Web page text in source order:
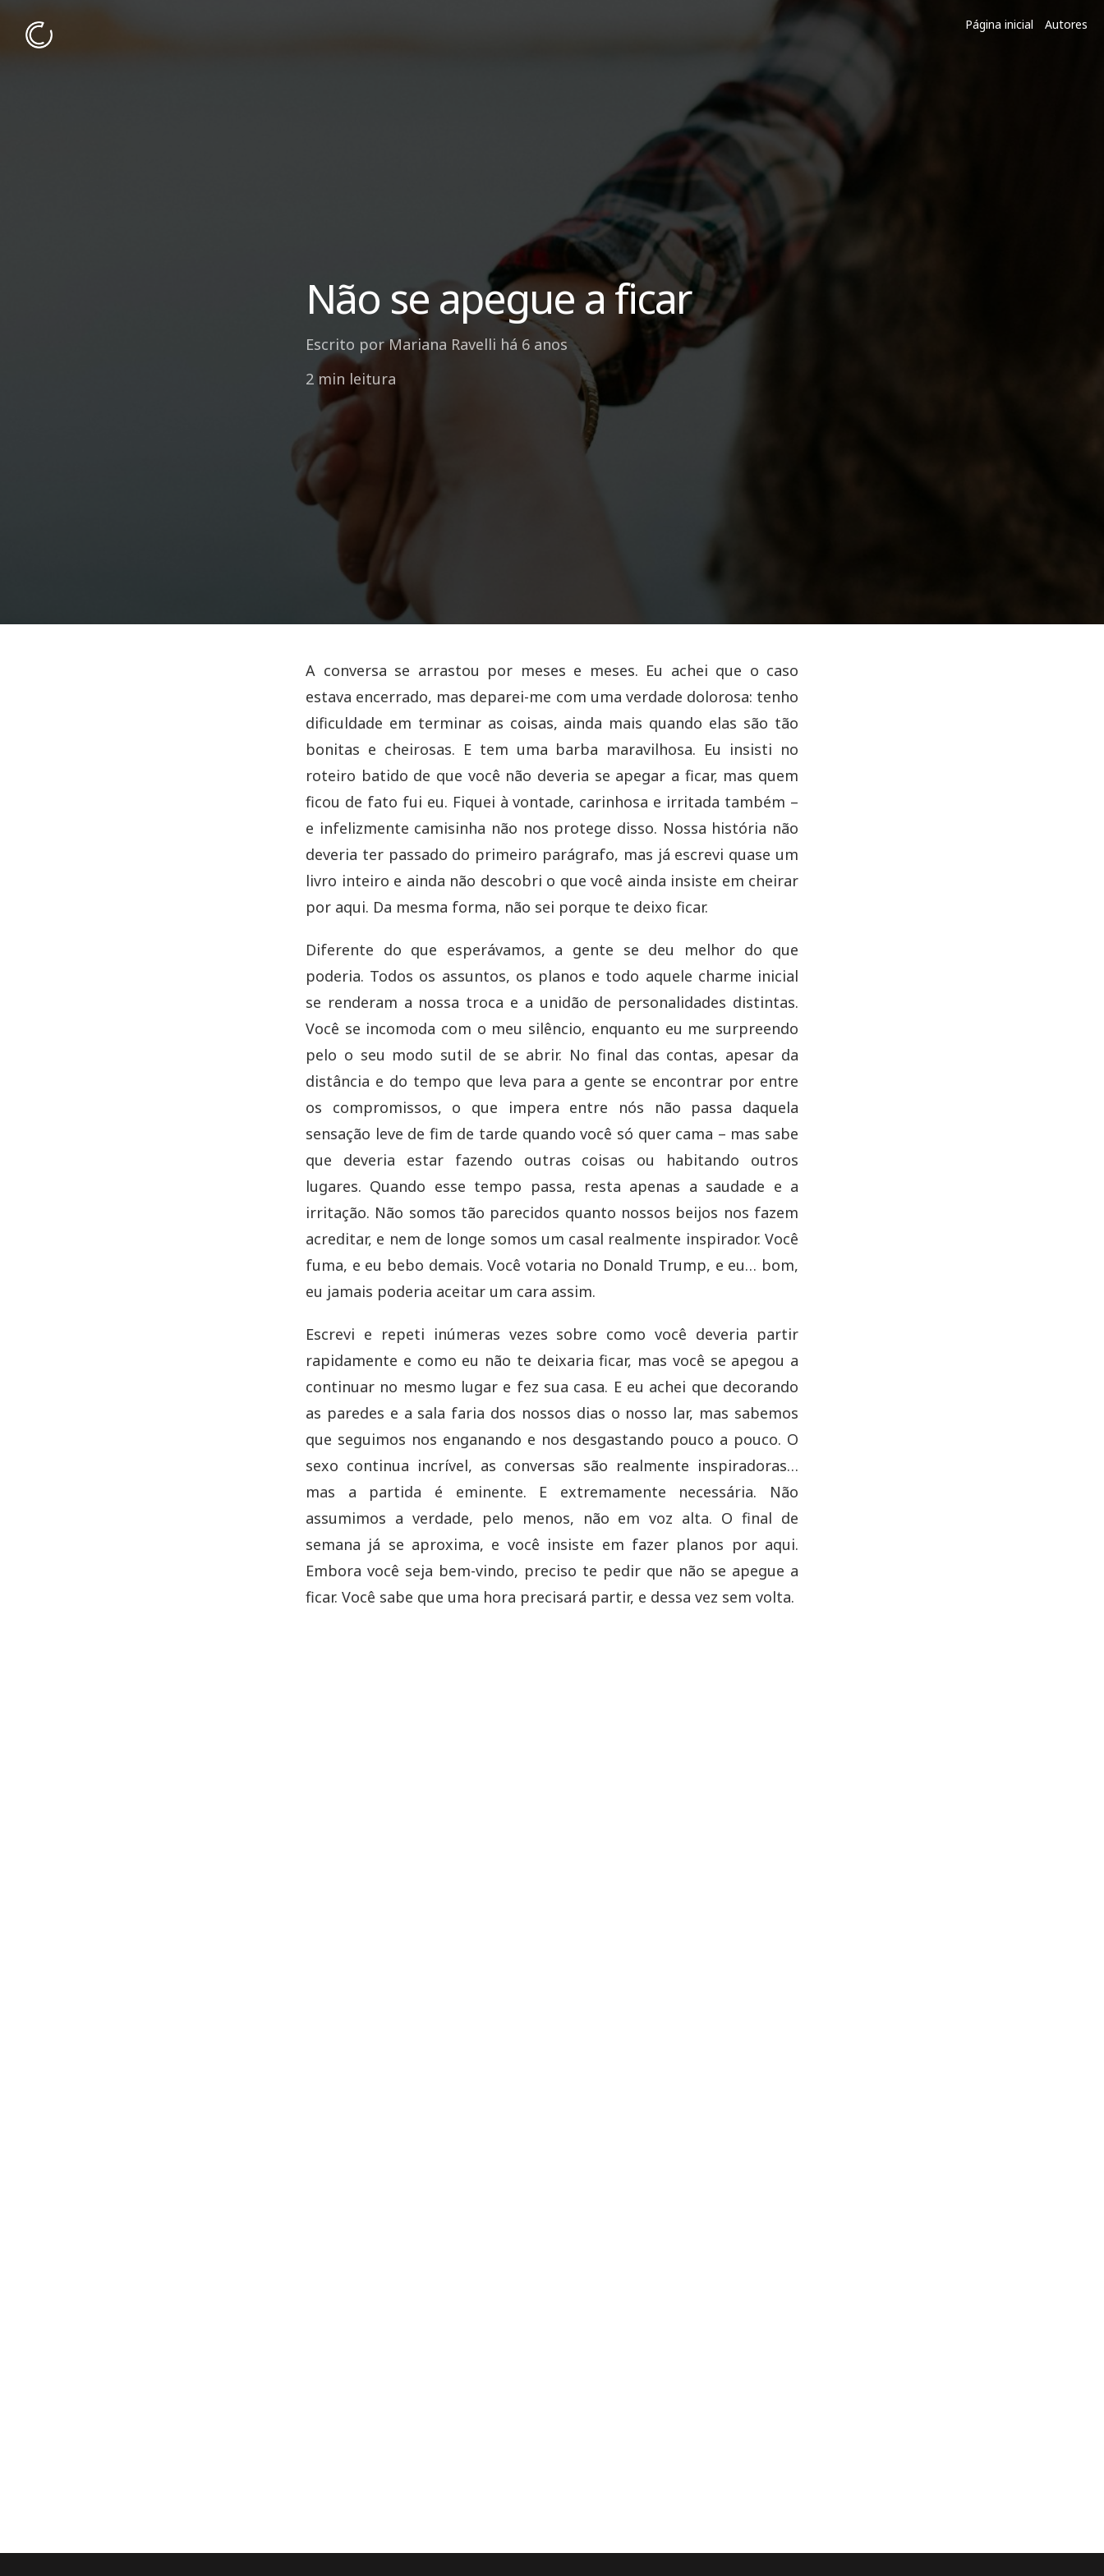
Página inicial Autores
Não se apegue a ficar
Escrito porMariana Ravelli há 6 anos
2 min leitura
A conversa se arrastou por meses e meses. Eu achei que o caso
estava encerrado, mas deparei-me com uma verdade dolorosa: tenho
dificuldade em terminar as coisas, ainda mais quando elas são tão
bonitas e cheirosas. E tem uma barba maravilhosa. Eu insisti no
roteiro batido de que você não deveria se apegar a ficar, mas quem
ficou de fato fui eu. Fiquei à vontade, carinhosa e irritada também –
e infelizmente camisinha não nos protege disso. Nossa história não
deveria ter passado do primeiro parágrafo, mas já escrevi quase um
livro inteiro e ainda não descobri o que você ainda insiste em cheirar
por aqui. Da mesma forma, não sei porque te deixo ficar.
Diferente do que esperávamos, a gente se deu melhor do que
poderia. Todos os assuntos, os planos e todo aquele charme inicial
se renderam a nossa troca e a unidão de personalidades distintas.
Você se incomoda com o meu silêncio, enquanto eu me surpreendo
pelo o seu modo sutil de se abrir. No final das contas, apesar da
distância e do tempo que leva para a gente se encontrar por entre
os compromissos, o que impera entre nós não passa daquela
sensação leve de fim de tarde quando você só quer cama – mas sabe
que deveria estar fazendo outras coisas ou habitando outros
lugares. Quando esse tempo passa, resta apenas a saudade e a
irritação. Não somos tão parecidos quanto nossos beijos nos fazem
acreditar, e nem de longe somos um casal realmente inspirador. Você
fuma, e eu bebo demais. Você votaria no Donald Trump, e eu… bom,
eu jamais poderia aceitar um cara assim.
Escrevi e repeti inúmeras vezes sobre como você deveria partir
rapidamente e como eu não te deixaria ficar, mas você se apegou a
continuar no mesmo lugar e fez sua casa. E eu achei que decorando
as paredes e a sala faria dos nossos dias o nosso lar, mas sabemos
que seguimos nos enganando e nos desgastando pouco a pouco. O
sexo continua incrível, as conversas são realmente inspiradoras…
mas a partida é eminente. E extremamente necessária. Não
assumimos a verdade, pelo menos, não em voz alta. O final de
semana já se aproxima, e você insiste em fazer planos por aqui.
Embora você seja bem-vindo, preciso te pedir que não se apegue a
ficar. Você sabe que uma hora precisará partir, e dessa vez sem volta.